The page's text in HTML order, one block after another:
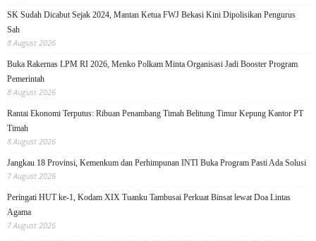
SK Sudah Dicabut Sejak 2024, Mantan Ketua FWJ Bekasi Kini Dipolisikan Pengurus
Sah
8 August 2026
Buka Rakernas LPM RI 2026, Menko Polkam Minta Organisasi Jadi Booster Program
Pemerintah
8 August 2026
Rantai Ekonomi Terputus: Ribuan Penambang Timah Belitung Timur Kepung Kantor PT
Timah
8 August 2026
Jangkau 18 Provinsi, Kemenkum dan Perhimpunan INTI Buka Program Pasti Ada Solusi
7 August 2026
Peringati HUT ke-1, Kodam XIX Tuanku Tambusai Perkuat Binsat lewat Doa Lintas
Agama
7 August 2026